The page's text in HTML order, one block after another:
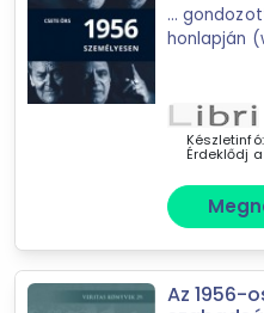
358
találat
Mást is keresel?
kínálatából!
tovább válogatok »
...
honlapján
akik 1956-
Készletinfó:
Érdeklődj
Az 1956-